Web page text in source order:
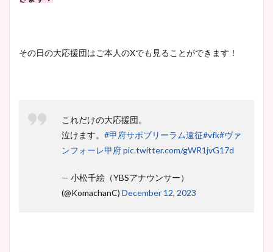
その日の大応援団はご本人のXでも見ることができます！
これだけの大応援団。
泣けます。 #甲府サポブリーラム遠征#vfk#ヴァ
ンフォーレ甲府pic.twitter.com/gWR1jvG17d
— 小松千絵（YBSアナウンサー）
(@KomachanC) December 12, 2023